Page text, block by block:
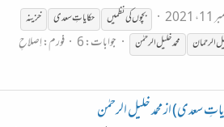
2021 بچوںکینظمیں حکایاتِ سعدی
خزینہ
الرحمان محمدخلیل الرحمٰن جوابات: 6 فورم:اِصلاحِ
سعدی) از محمد خلیل الرحمٰن